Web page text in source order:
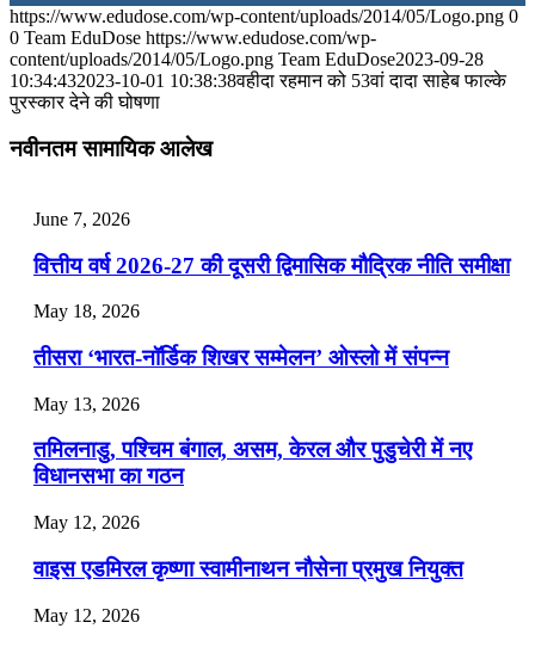
July 31, 2026
📝 डेली करेंट अफेयर्स: 28-31 जुलाई 2026
July 25, 2026
📝 डेली करेंट अफेयर्स: 22-24 जुलाई 2026
July 22, 2026
📝 डेली करेंट अफेयर्स: 19-21 जुलाई 2026
July 19, 2026
📝 डेली करेंट अफेयर्स: 16-18 जुलाई 2026
https://www.edudose.com/wp-content/uploads/2014/05/Logo.png 0
0 Team EduDose https://www.edudose.com/wp-
content/uploads/2014/05/Logo.png Team EduDose2023-09-28
10:34:432023-10-01 10:38:38वहीदा रहमान को 53वां दादा साहेब फाल्के
पुरस्कार देने की घोषणा
नवीनतम सामायिक आलेख
June 7, 2026
वित्तीय वर्ष 2026-27 की दूसरी द्विमासिक मौद्रिक नीति समीक्षा
May 18, 2026
तीसरा ‘भारत-नॉर्डिक शिखर सम्मेलन’ ओस्लो में संपन्न
May 13, 2026
तमिलनाडु, पश्चिम बंगाल, असम, केरल और पुडुचेरी में नए
विधानसभा का गठन
May 12, 2026
वाइस एडमिरल कृष्णा स्वामीनाथन नौसेना प्रमुख नियुक्त
May 12, 2026